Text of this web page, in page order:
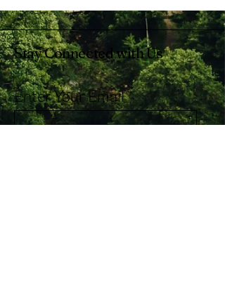
Stay Connected with Us
Enter Your Email